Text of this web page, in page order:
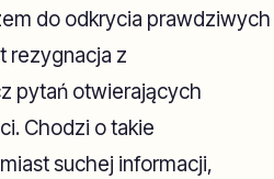
do odkrycia prawdziwych
rezygnacja z
pytań otwierających
Chodzi o takie
suchej informacji,